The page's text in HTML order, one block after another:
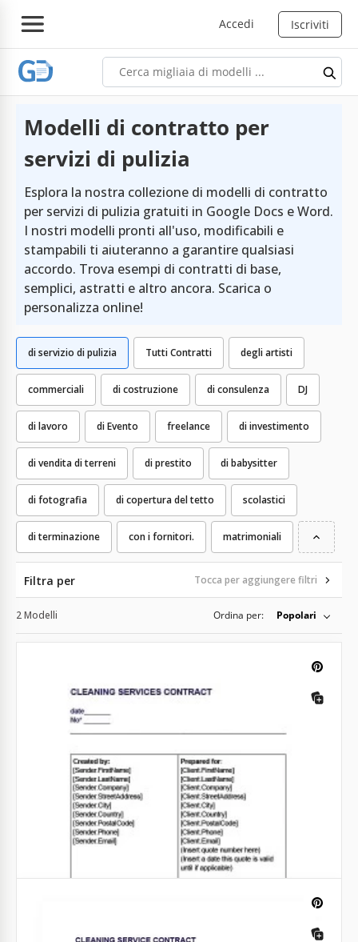
Accedi Iscriviti
Modelli di contratto per
servizi di pulizia
Esplora la nostra collezione di modelli di contratto
per servizi di pulizia gratuiti in Google Docs e Word.
I nostri modelli pronti all'uso, modificabili e
stampabili ti aiuteranno a garantire qualsiasi
accordo. Trova esempi di contratti di base,
semplici, astratti e altro ancora. Scarica o
personalizza online!
Tutti Contratti degli artisti
commerciali
di servizio di pulizia
di costruzione di consulenza DJ
di lavoro di Evento freelance di investimento
di vendita di terreni di prestito di babysitter
di fotografia di copertura del tetto scolastici
di terminazione con i fornitori. matrimoniali
Filtra per Tocca per aggiungere filtri
2 Modelli Ordina per: Popolari